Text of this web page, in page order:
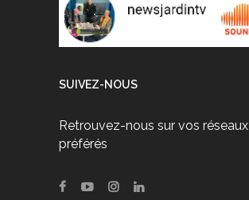
SUIVEZ-NOUS
Retrouvez-nous sur vos réseaux
préférés